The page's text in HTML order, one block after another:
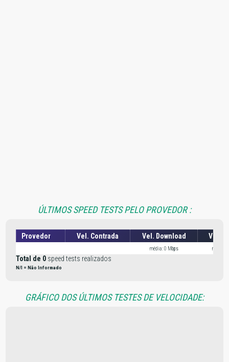
ÚLTIMOS SPEED TESTS PELO PROVEDOR :
Provedor Vel. Contrada Vel. Download Vel.
média: 0 Mbps média:
Total de 0 speed tests realizados
N/I = Não Informado
GRÁFICO DOS ÚLTIMOS TESTES DE VELOCIDADE: